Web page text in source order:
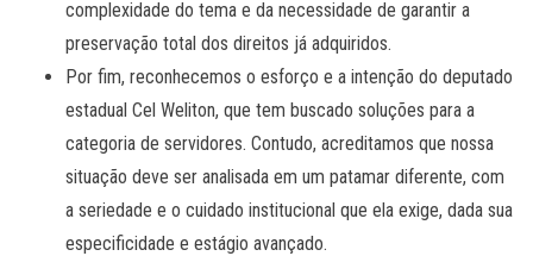
complexidade do tema e da necessidade de garantir a
preservação total dos direitos já adquiridos.
Por fim, reconhecemos o esforço e a intenção do deputado
estadual Cel Weliton, que tem buscado soluções para a
categoria de servidores. Contudo, acreditamos que nossa
situação deve ser analisada em um patamar diferente, com
a seriedade e o cuidado institucional que ela exige, dada sua
especificidade e estágio avançado.